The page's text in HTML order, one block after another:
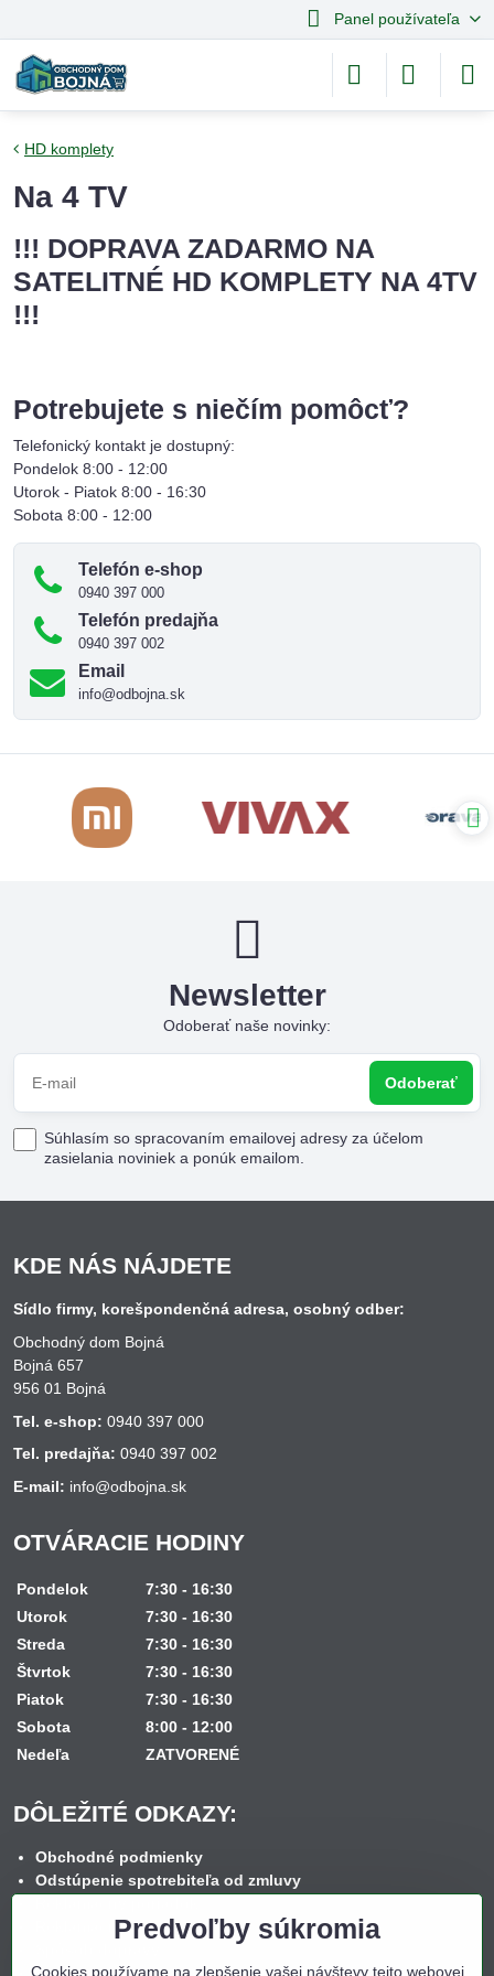
Panel používateľa
HD komplety
Na 4 TV
!!! DOPRAVA ZADARMO NA
SATELITNÉ HD KOMPLETY NA 4TV
!!!
Potrebujete s niečím pomôcť?
Telefonický kontakt je dostupný:
Pondelok 8:00 - 12:00
Utorok - Piatok 8:00 - 16:30
Sobota 8:00 - 12:00
Telefón e-shop
0940 397 000
Telefón predajňa
0940 397 002
Email
info@odbojna.sk
Newsletter
Odoberať naše novinky:
Odoberať
Súhlasím so spracovaním emailovej adresy za účelom
zasielania noviniek a ponúk emailom.
KDE NÁS NÁJDETE
Sídlo firmy, korešpondenčná adresa, osobný odber:
Obchodný dom Bojná
Bojná 657
956 01 Bojná
Tel. e-shop: 0940 397 000
Tel. predajňa: 0940 397 002
E-mail: info@odbojna.sk
OTVÁRACIE HODINY
Pondelok
7:30 - 16:30
Utorok
7:30 - 16:30
Streda
7:30 - 16:30
Štvrtok
7:30 - 16:30
Piatok
7:30 - 16:30
Sobota
8:00 - 12:00
Nedeľa
ZATVORENÉ
DÔLEŽITÉ ODKAZY:
Obchodné podmienky
Odstúpenie spotrebiteľa od zmluvy
Reklamačný formulár
Predvoľby súkromia
Cookies používame na zlepšenie vašej návštevy tejto webovej